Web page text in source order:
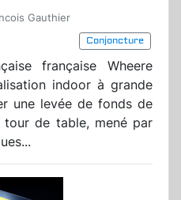
Gauthier
Conjoncture
française Wheere
indoor à grande
une levée de fonds de
tour de table, mené par